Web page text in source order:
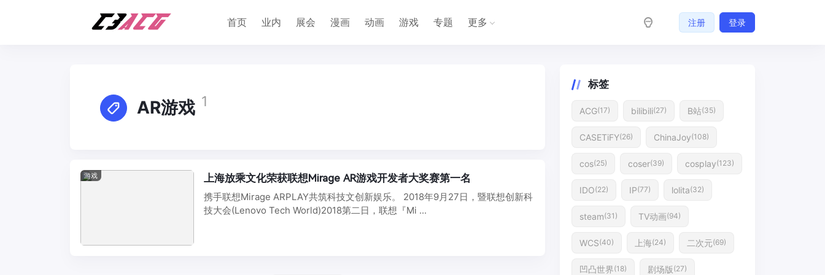
首页 业内 展会 漫画 动画 游戏 专题 更多 注册 登录
AR游戏 1
游戏 上海放乘文化荣获联想Mirage AR游戏开发者大奖赛第一名
携手联想Mirage ARPLAY共筑科技文创新娱乐。 2018年9月27日，暨联想创新科
技大会(Lenovo Tech World)2018第二日，联想『Mi ...
标签
ACG(17) bilibili(27) B站(35)
CASETiFY(26) ChinaJoy(108)
cos(25) coser(39) cosplay(123)
IDO(22) IP(77) lolita(32)
steam(31) TV动画(94)
WCS(40) 上海(24) 二次元(69)
凹凸世界(18) 剧场版(27)